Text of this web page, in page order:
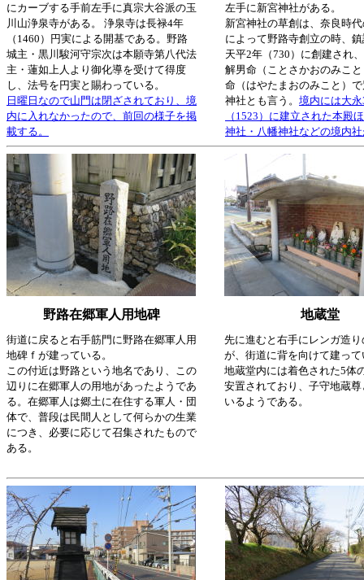
にカーブする手前左手に真宗大谷派の玉
川山浄泉寺がある。 浄泉寺は長禄4年
（1460）円実による開基である。野路
城主・黒川駿河守宗次は本願寺第八代法
主・蓮如上人より御化導を受けて得度
し、法号を円実と賜わっている。
日曜日なので山門は閉ざされており、境
内に入れなかったので、前回の様子を掲
載する。
左手に新宮神社がある。
新宮神社の草創は、奈良時
によって野路寺創立の時、
天平2年（730）に創建され
解男命（ことさかおのみこ
命（はやたまおのみこと）
神社とも言う。 境内には大
（1523）に建立された本殿
神社・八幡神社などの境内
野路在郷軍人用地碑 地蔵堂
街道に戻ると右手筋門に野路在郷軍人用
地碑ｆが建っている。
この付近は野路という地名であり、この
辺りに在郷軍人の用地があったようであ
る。在郷軍人は郷土に在住する軍人・団
体で、普段は民間人として何らかの生業
につき、必要に応じて召集されたもので
ある。
先に進むと右手にレンガ造
が、街道に背を向けて建って
地蔵堂内には着色された5体
安置されており、子守地蔵
いるようである。